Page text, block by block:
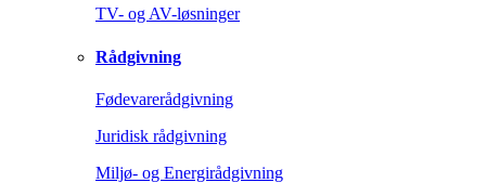
TV- og AV-løsninger
Rådgivning
Fødevarerådgivning
Juridisk rådgivning
Miljø- og Energirådgivning